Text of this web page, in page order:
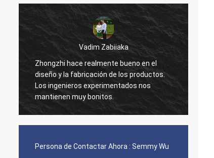
Kimwolo de Mr.Reuben
Buena calidad, grandes fabricantes,
somos felices con sus productos.
Persona de Contactar Ahora : Semmy Wu